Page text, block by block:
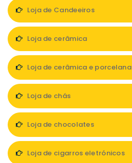
Loja de Candeeiros
Loja de cerâmica
Loja de cerâmica e porcelana
Loja de chás
Loja de chocolates
Loja de cigarros eletrónicos